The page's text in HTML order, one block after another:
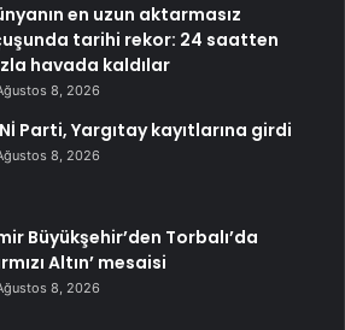
en uzun aktarmasız
tarihi rekor: 24 saatten
havada kaldılar
8, 2026
Parti, Yargıtay kayıtlarına girdi
8, 2026
Büyükşehir’den Torbalı’da
Altın’ mesaisi
8, 2026